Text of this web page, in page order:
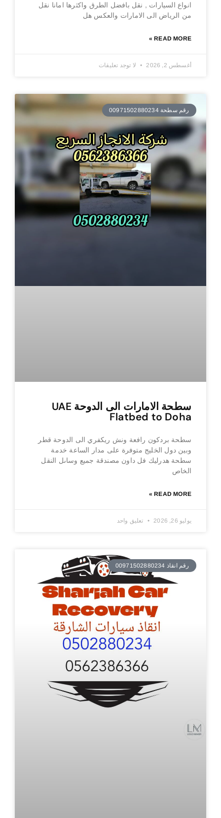
انواع السيارات , نقل بافضل الطرق واكثرها امانا نقل
من الرياض الى الامارات والعكس هل
READ MORE »
أغسطس 2, 2026 لا توجد تعليقات
رقم سطحة 00971502880234
سطحة الامارات الى الدوحة UAE
Flatbed to Doha
سطحة بردكون رافعة ونش ريكفري الى الدوحة قطر
وبين دول الخليج متوفرة على مدار الساعة خدمة
سطحة هدرليك فل داون مصندقة جميع وساىل النقل
الخاص
READ MORE »
يوليو 26, 2026 تعليق واحد
رقم انقاذ 00971502880234